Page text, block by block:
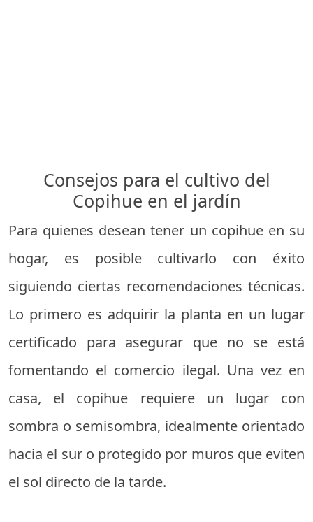
Consejos para el cultivo del
Copihue en el jardín
Para quienes desean tener un copihue en su
hogar, es posible cultivarlo con éxito
siguiendo ciertas recomendaciones técnicas.
Lo primero es adquirir la planta en un lugar
certificado para asegurar que no se está
fomentando el comercio ilegal. Una vez en
casa, el copihue requiere un lugar con
sombra o semisombra, idealmente orientado
hacia el sur o protegido por muros que eviten
el sol directo de la tarde.